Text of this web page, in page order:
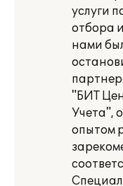
услуги
отбора
нами
"БИТ
Учета",
опытом